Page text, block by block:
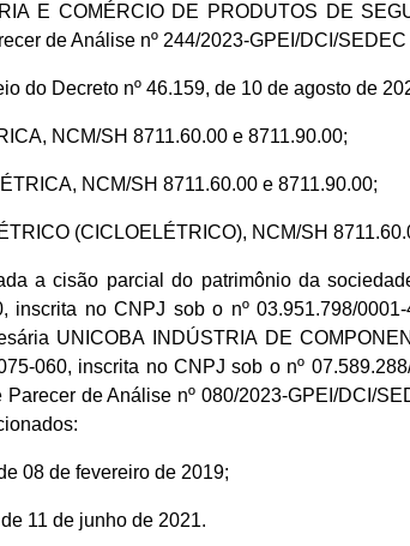
E COMÉRCIO DE PRODUTOS DE
de Análise nº 244/2023-GPEI/DCI/
do Decreto nº 46.159, de 10 de agosto de
NCM/SH 8711.60.00 e 8711.90.00;
NCM/SH 8711.60.00 e 8711.90.00;
(CICLOELÉTRICO), NCM/SH
a cisão parcial do patrimônio da
inscrita no CNPJ sob o nº 03.951.798/
UNICOBA INDÚSTRIA DE
060, inscrita no CNPJ sob o nº
de Análise nº 080/2023-GPEI/DCI/
08 de fevereiro de 2019;
de 11 de junho de 2021.